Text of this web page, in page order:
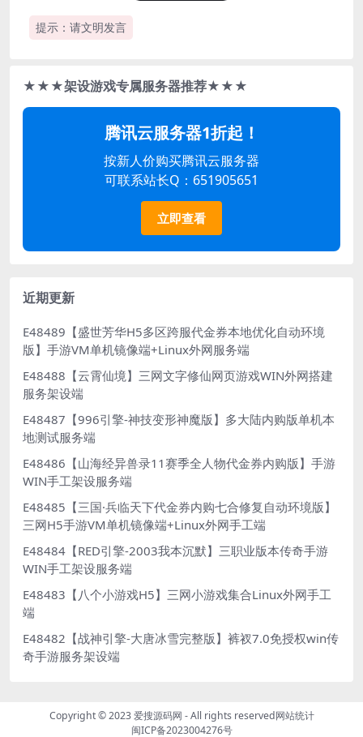
提示：请文明发言
★★★架设游戏专属服务器推荐★★★
腾讯云服务器1折起！
按新人价购买腾讯云服务器
可联系站长Q：651905651
立即查看
近期更新
E48489【盛世芳华H5多区跨服代金券本地优化自动环境
版】手游VM单机镜像端+Linux外网服务端
E48488【云霄仙境】三网文字修仙网页游戏WIN外网搭建
服务架设端
E48487【996引擎-神技变形神魔版】多大陆内购版单机本
地测试服务端
E48486【山海经异兽录11赛季全人物代金券内购版】手游
WIN手工架设服务端
E48485【三国·兵临天下代金券内购七合修复自动环境版】
三网H5手游VM单机镜像端+Linux外网手工端
E48484【RED引擎-2003我本沉默】三职业版本传奇手游
WIN手工架设服务端
E48483【八个小游戏H5】三网小游戏集合Linux外网手工
端
E48482【战神引擎-大唐冰雪完整版】裤衩7.0免授权win传
奇手游服务架设端
Copyright © 2023爱搜源码网 - All rights reserved网站统计
闽ICP备2023004276号